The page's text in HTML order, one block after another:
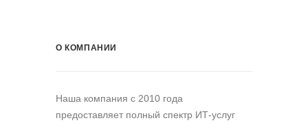
О КОМПАНИИ
Наша компания c 2010 года
предоставляет полный спектр ИТ-услуг